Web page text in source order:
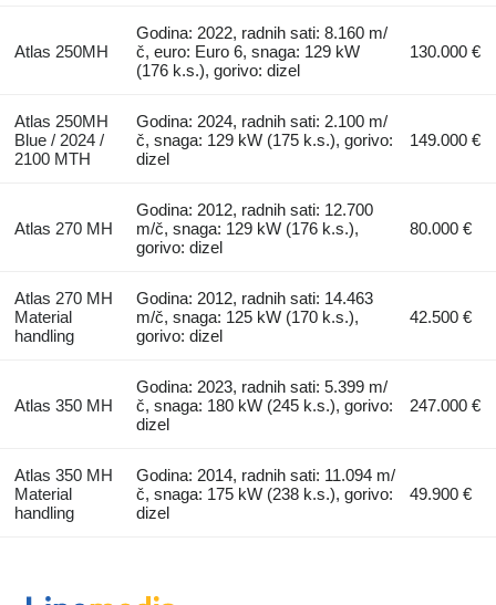
Atlas 250MH
Godina: 2022, radnih sati: 8.160 m/
č, euro: Euro 6, snaga: 129 kW
(176 k.s.), gorivo: dizel
130.000 €
Atlas 250MH
Blue / 2024 /
2100 MTH
Godina: 2024, radnih sati: 2.100 m/
č, snaga: 129 kW (175 k.s.), gorivo:
dizel
149.000 €
Atlas 270 MH
Godina: 2012, radnih sati: 12.700
m/č, snaga: 129 kW (176 k.s.),
gorivo: dizel
80.000 €
Atlas 270 MH
Material
handling
Godina: 2012, radnih sati: 14.463
m/č, snaga: 125 kW (170 k.s.),
gorivo: dizel
42.500 €
Atlas 350 MH
Godina: 2023, radnih sati: 5.399 m/
č, snaga: 180 kW (245 k.s.), gorivo:
dizel
247.000 €
Atlas 350 MH
Material
handling
Godina: 2014, radnih sati: 11.094 m/
č, snaga: 175 kW (238 k.s.), gorivo:
dizel
49.900 €